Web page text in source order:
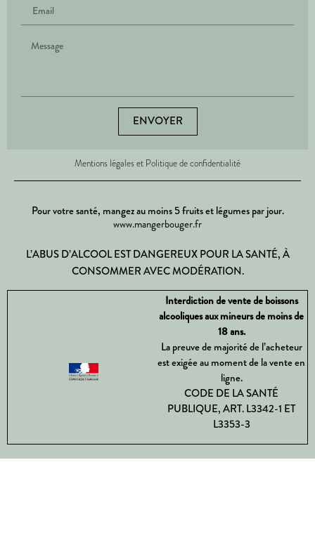
ENVOYER
Mentions légales et Politique de confidentialité
Pour votre santé, mangez au moins 5 fruits et légumes par jour.
www.mangerbouger.fr
L’ABUS D’ALCOOL EST DANGEREUX POUR LA SANTÉ, À
CONSOMMER AVEC MODÉRATION.
Interdiction de vente de boissons
alcooliques aux mineurs de moins de
18 ans.
La preuve de majorité de l’acheteur
est exigée au moment de la vente en
ligne.
CODE DE LA SANTÉ
PUBLIQUE, ART. L3342-1 ET
L3353-3